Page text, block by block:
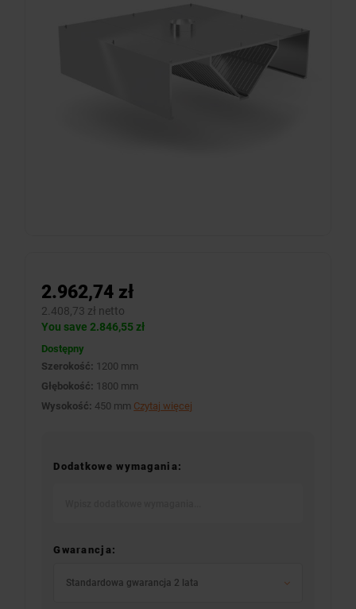
2.962,74 zł
2.408,73 zł netto
You save 2.846,55 zł
Dostępny
Szerokość: 1200 mm
Głębokość: 1800 mm
Wysokość: 450 mm Czytaj więcej
Dodatkowe wymagania:
Gwarancja:
Standardowa gwarancja 2 lata